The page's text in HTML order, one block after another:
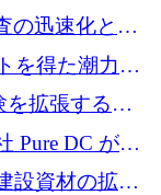
2,000万ユー
上げる
の迅速化と抗
ポンドを寄付
を得た潮力発
万ポンドを調
を拡張するた
Pure DC が欧
確保
設資材の拡大